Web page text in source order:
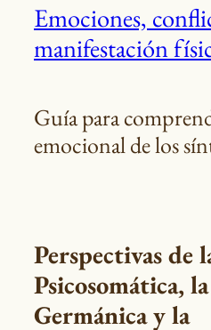
Emociones,
manifestación
Guía para
emocional de los
Perspectivas de
Psicosomática,
Germánica y la